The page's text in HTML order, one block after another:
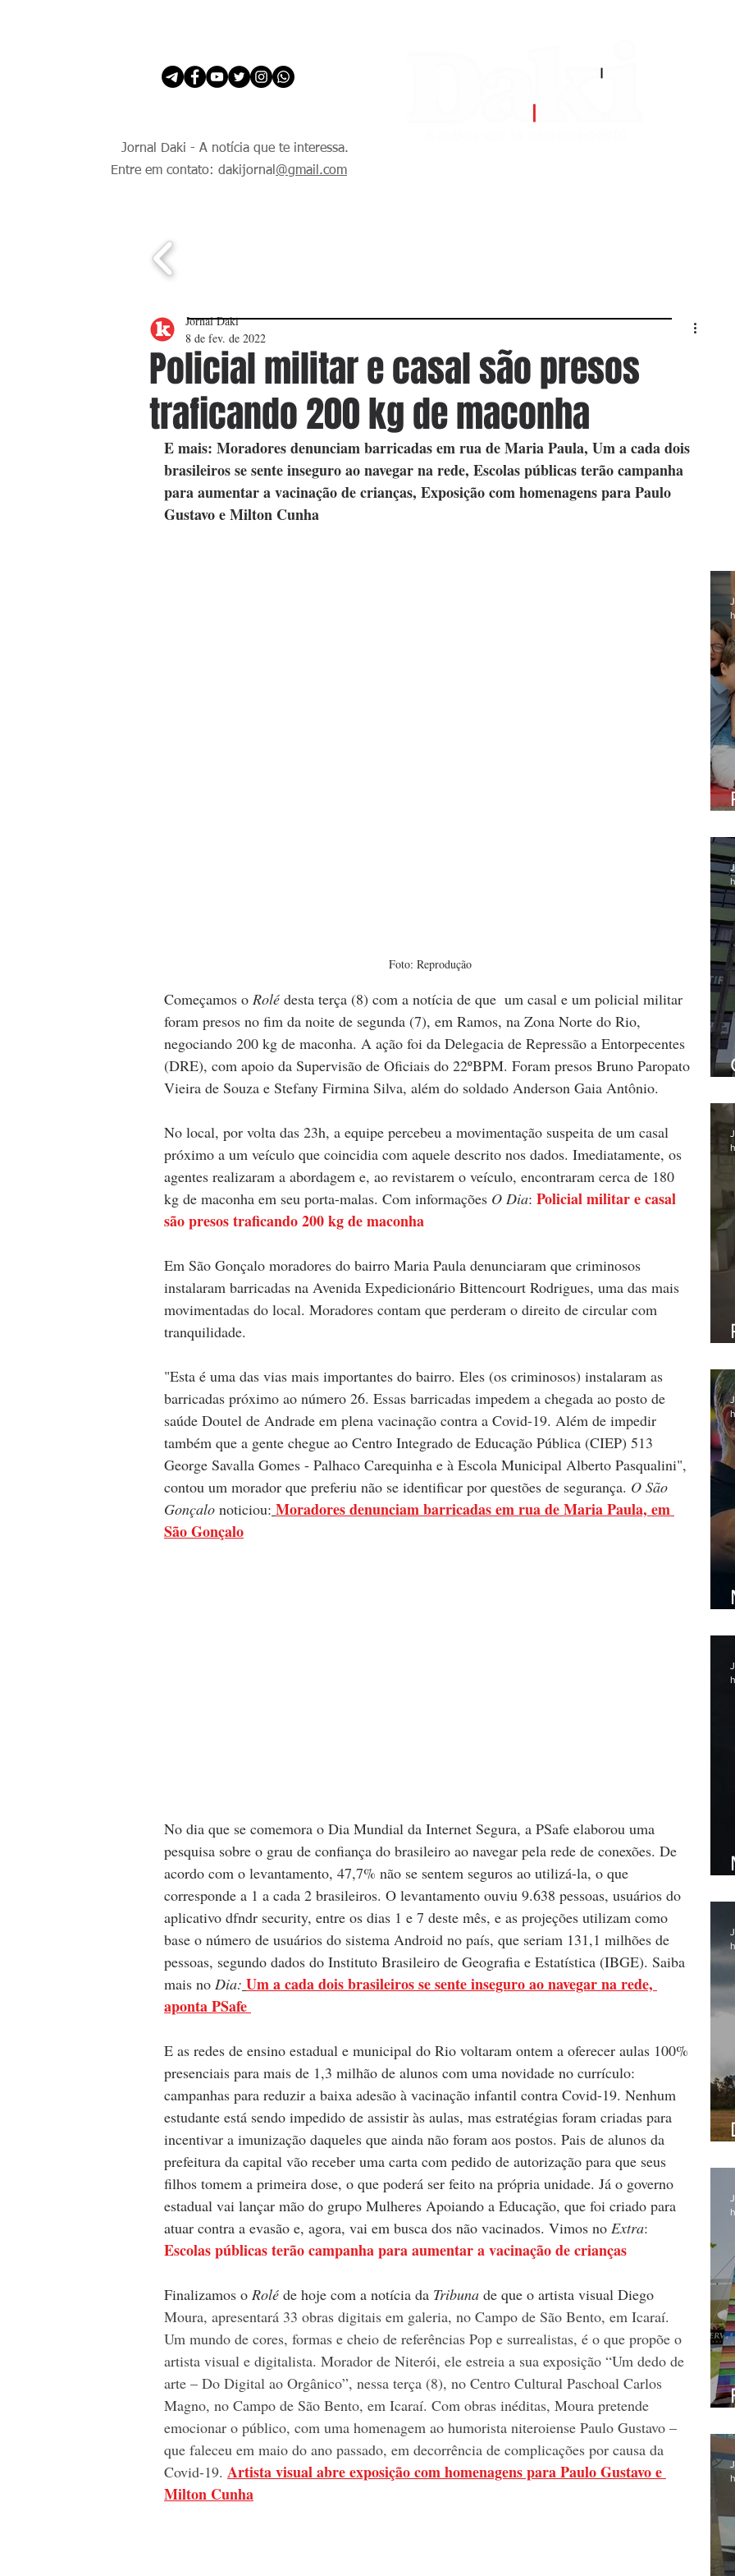
Jornal Daki - A notícia que te interessa.
Entre em contato: dakijornal @gmail.com
Policial militar e casal são presos
traficando 200 kg de maconha
Jornal Daki
8 de fev. de 2022
E mais: Moradores denunciam barricadas em rua de Maria Paula, Um a cada dois
brasileiros se sente inseguro ao navegar na rede, Escolas públicas terão campanha
para aumentar a vacinação de crianças, Exposição com homenagens para Paulo
Gustavo e Milton Cunha
Foto: Reprodução
Começamos o Rolé desta terça (8) com a notícia de que  um casal e um policial militar
foram presos no fim da noite de segunda (7), em Ramos, na Zona Norte do Rio,
negociando 200 kg de maconha. A ação foi da Delegacia de Repressão a Entorpecentes
(DRE), com apoio da Supervisão de Oficiais do 22ºBPM. Foram presos Bruno Paropato
Vieira de Souza e Stefany Firmina Silva, além do soldado Anderson Gaia Antônio.
No local, por volta das 23h, a equipe percebeu a movimentação suspeita de um casal
próximo a um veículo que coincidia com aquele descrito nos dados. Imediatamente, os
agentes realizaram a abordagem e, ao revistarem o veículo, encontraram cerca de 180
kg de maconha em seu porta-malas. Com informações O Dia: Policial militar e casal
são presos traficando 200 kg de maconha
Em São Gonçalo moradores do bairro Maria Paula denunciaram que criminosos
instalaram barricadas na Avenida Expedicionário Bittencourt Rodrigues, uma das mais
movimentadas do local. Moradores contam que perderam o direito de circular com
tranquilidade.
"Esta é uma das vias mais importantes do bairro. Eles (os criminosos) instalaram as
barricadas próximo ao número 26. Essas barricadas impedem a chegada ao posto de
saúde Doutel de Andrade em plena vacinação contra a Covid-19. Além de impedir
também que a gente chegue ao Centro Integrado de Educação Pública (CIEP) 513
George Savalla Gomes - Palhaco Carequinha e à Escola Municipal Alberto Pasqualini",
contou um morador que preferiu não se identificar por questões de segurança. O São
Gonçalo noticiou: Moradores denunciam barricadas em rua de Maria Paula, em
São Gonçalo
No dia que se comemora o Dia Mundial da Internet Segura, a PSafe elaborou uma
pesquisa sobre o grau de confiança do brasileiro ao navegar pela rede de conexões. De
acordo com o levantamento, 47,7% não se sentem seguros ao utilizá-la, o que
corresponde a 1 a cada 2 brasileiros. O levantamento ouviu 9.638 pessoas, usuários do
aplicativo dfndr security, entre os dias 1 e 7 deste mês, e as projeções utilizam como
base o número de usuários do sistema Android no país, que seriam 131,1 milhões de
pessoas, segundo dados do Instituto Brasileiro de Geografia e Estatística (IBGE). Saiba
mais no Dia: Um a cada dois brasileiros se sente inseguro ao navegar na rede,
aponta PSafe
E as redes de ensino estadual e municipal do Rio voltaram ontem a oferecer aulas 100%
presenciais para mais de 1,3 milhão de alunos com uma novidade no currículo:
campanhas para reduzir a baixa adesão à vacinação infantil contra Covid-19. Nenhum
estudante está sendo impedido de assistir às aulas, mas estratégias foram criadas para
incentivar a imunização daqueles que ainda não foram aos postos. Pais de alunos da
prefeitura da capital vão receber uma carta com pedido de autorização para que seus
filhos tomem a primeira dose, o que poderá ser feito na própria unidade. Já o governo
estadual vai lançar mão do grupo Mulheres Apoiando a Educação, que foi criado para
atuar contra a evasão e, agora, vai em busca dos não vacinados. Vimos no Extra:
Escolas públicas terão campanha para aumentar a vacinação de crianças
Finalizamos o Rolé de hoje com a notícia da Tribuna de que o artista visual Diego
Moura, apresentará 33 obras digitais em galeria, no Campo de São Bento, em Icaraí.
Um mundo de cores, formas e cheio de referências Pop e surrealistas, é o que propõe o
artista visual e digitalista. Morador de Niterói, ele estreia a sua exposição “Um dedo de
arte – Do Digital ao Orgânico”, nessa terça (8), no Centro Cultural Paschoal Carlos
Magno, no Campo de São Bento, em Icaraí. Com obras inéditas, Moura pretende
emocionar o público, com uma homenagem ao humorista niteroiense Paulo Gustavo –
que faleceu em maio do ano passado, em decorrência de complicações por causa da
Covid-19. Artista visual abre exposição com homenagens para Paulo Gustavo e
Milton Cunha